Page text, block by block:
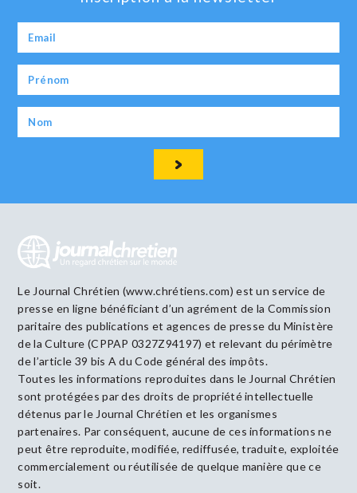
Le Journal Chrétien (www.chrétiens.com) est un service de
presse en ligne bénéficiant d’un agrément de la Commission
paritaire des publications et agences de presse du Ministère
de la Culture (CPPAP 0327Z94197) et relevant du périmètre
de l’article 39 bis A du Code général des impôts.
Toutes les informations reproduites dans le Journal Chrétien
sont protégées par des droits de propriété intellectuelle
détenus par le Journal Chrétien et les organismes
partenaires. Par conséquent, aucune de ces informations ne
peut être reproduite, modifiée, rediffusée, traduite, exploitée
commercialement ou réutilisée de quelque manière que ce
soit.